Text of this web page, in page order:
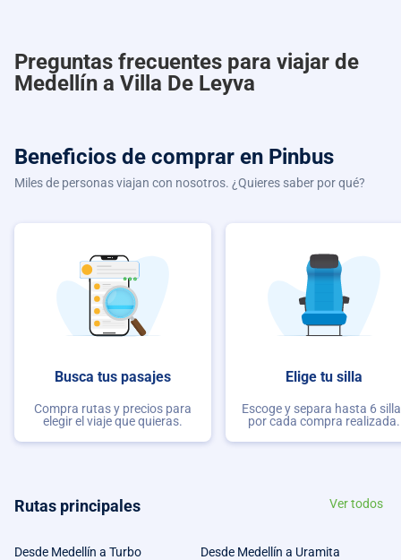
Preguntas frecuentes para viajar de
Medellín a Villa De Leyva
Beneficios de comprar en Pinbus
Miles de personas viajan con nosotros. ¿Quieres saber por qué?
Busca tus pasajes
Compra rutas y precios para
elegir el viaje que quieras.
Elige tu silla
Escoge y separa hasta 6
por cada compra realizada.
Rutas principales Ver todos
Desde Medellín a Turbo Desde Medellín a Uramita